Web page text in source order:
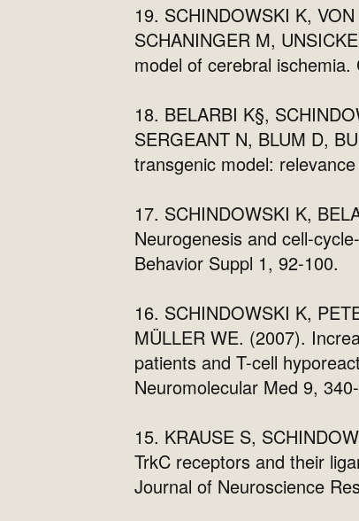
19. SCHINDOWSKI K,
SCHANINGER M,
model of cerebral
18. BELARBI K§,
SERGEANT N, BLUM D,
transgenic model:
17. SCHINDOWSKI K,
Neurogenesis and cell-
Behavior Suppl 1, 92-100.
16. SCHINDOWSKI K,
MÜLLER WE. (2007).
patients and T-cell
Neuromolecular Med 9,
15. KRAUSE S,
TrkC receptors and their
Journal of Neuroscience